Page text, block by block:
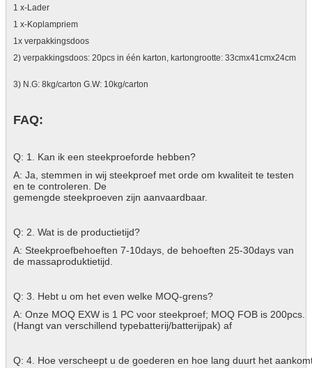
1 x-Lader
1 x-Koplampriem
1x verpakkingsdoos
2) verpakkingsdoos: 20pcs in één karton, kartongrootte: 33cmx41cmx24cm
3) N.G: 8kg/carton G.W: 10kg/carton
FAQ:
Q: 1. Kan ik een steekproeforde hebben?
A: Ja, stemmen in wij steekproef met orde om kwaliteit te testen
en te controleren. De
gemengde steekproeven zijn aanvaardbaar.
Q: 2. Wat is de productietijd?
A: Steekproefbehoeften 7-10days, de behoeften 25-30days van
de massaproduktietijd.
Q: 3. Hebt u om het even welke MOQ-grens?
A: Onze MOQ EXW is 1 PC voor steekproef; MOQ FOB is 200pcs.
(Hangt van verschillend typebatterij/batterijpak) af
Q: 4. Hoe verscheept u de goederen en hoe lang duurt het